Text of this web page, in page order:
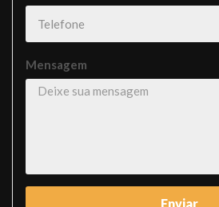
Mensagem